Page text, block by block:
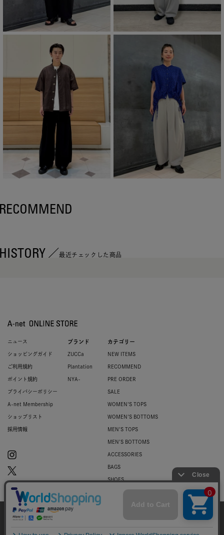
最近チェックした商品
ニュース
ショッピングガイド
ご利用規約
ポイント規約
プライバシーポリシー
A-net Membership
ショップリスト
採用情報
ブランド
ZUCCa
Plantation
NYA-
カテゴリー
NEW ITEMS
RECOMMEND
PRE ORDER
SALE
WOMEN'S TOPS
WOMEN'S BOTTOMS
MEN'S TOPS
MEN'S BOTTOMS
ACCESSORIES
BAGS
SHOES
ZUCCa LOGO
当サイトではお客様のウェブサイト体験を
より向上させる為にCookieを使用しており